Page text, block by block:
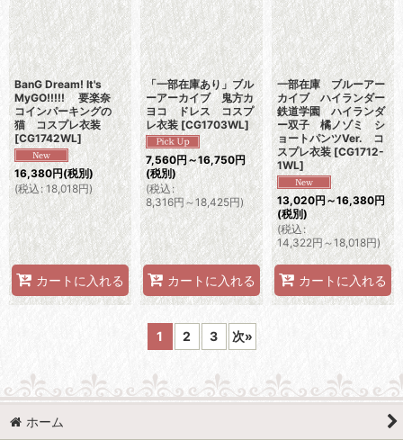
BanG Dream! It's
MyGO!!!!! 要楽奈
コインパーキングの
猫 コスプレ衣装
[CG1742WL]
16,380円(税別)
(税込 : 18,018円)
カートに入れる
「一部在庫あり」ブル
ーアーカイブ 鬼方カ
ヨコ ドレス コスプ
レ衣装 [CG1703WL]
7,560円 ～16,750円
(税別)
(税込:
8,316円～18,425円)
カートに入れる
一部在庫 ブルーアー
カイブ ハイランダー
鉄道学園 ハイランダ
ー双子 橘ノゾミ シ
ョートパンツVer. コ
スプレ衣装 [CG1712-
1WL]
13,020円～16,380円
(税別)
(税込:
14,322円～18,018円)
カートに入れる
1 2 3 次»
ホーム